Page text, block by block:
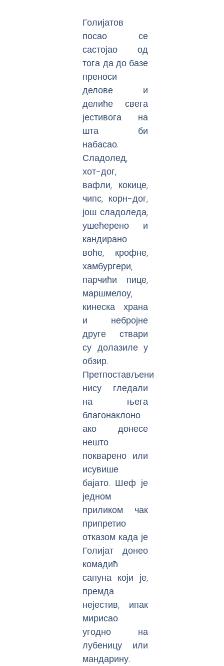
Голијатов
посао се
састојао од
тога да до базе
преноси
делове и
делиће свега
јестивога на
шта би
набасао.
Сладолед,
хот-дог,
вафли, кокице,
чипс, корн-дог,
још сладоледа,
ушећерено и
кандирано
воће, крофне,
хамбургери,
парчићи пице,
маршмелоу,
кинеска храна
и небројне
друге ствари
су долазиле у
обзир.
Претпостављени
нису гледали
на њега
благонаклоно
ако донесе
нешто
покварено или
исувише
бајато. Шеф је
једном
приликом чак
припретио
отказом када је
Голијат донео
комадић
сапуна који је,
премда
нејестив, ипак
мирисао
угодно на
лубеницу или
мандарину.